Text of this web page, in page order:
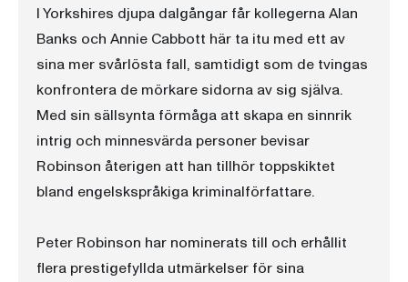
I Yorkshires djupa dalgångar får kollegerna Alan
Banks och Annie Cabbott här ta itu med ett av
sina mer svårlösta fall, samtidigt som de tvingas
konfrontera de mörkare sidorna av sig själva.
Med sin sällsynta förmåga att skapa en sinnrik
intrig och minnesvärda personer bevisar
Robinson återigen att han tillhör toppskiktet
bland engelskspråkiga kriminalförfattare.
Peter Robinson har nominerats till och erhållit
flera prestigefyllda utmärkelser för sina